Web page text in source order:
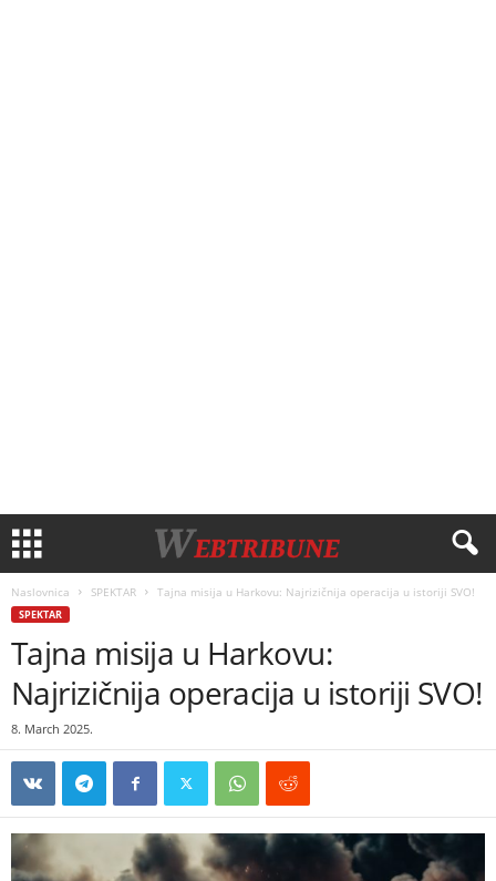
Naslovnica SPEKTAR Tajna misija u Harkovu: Najrizičnija operacija u istoriji SVO!
SPEKTAR
Tajna misija u Harkovu:
Najrizičnija operacija u istoriji SVO!
8. March 2025.